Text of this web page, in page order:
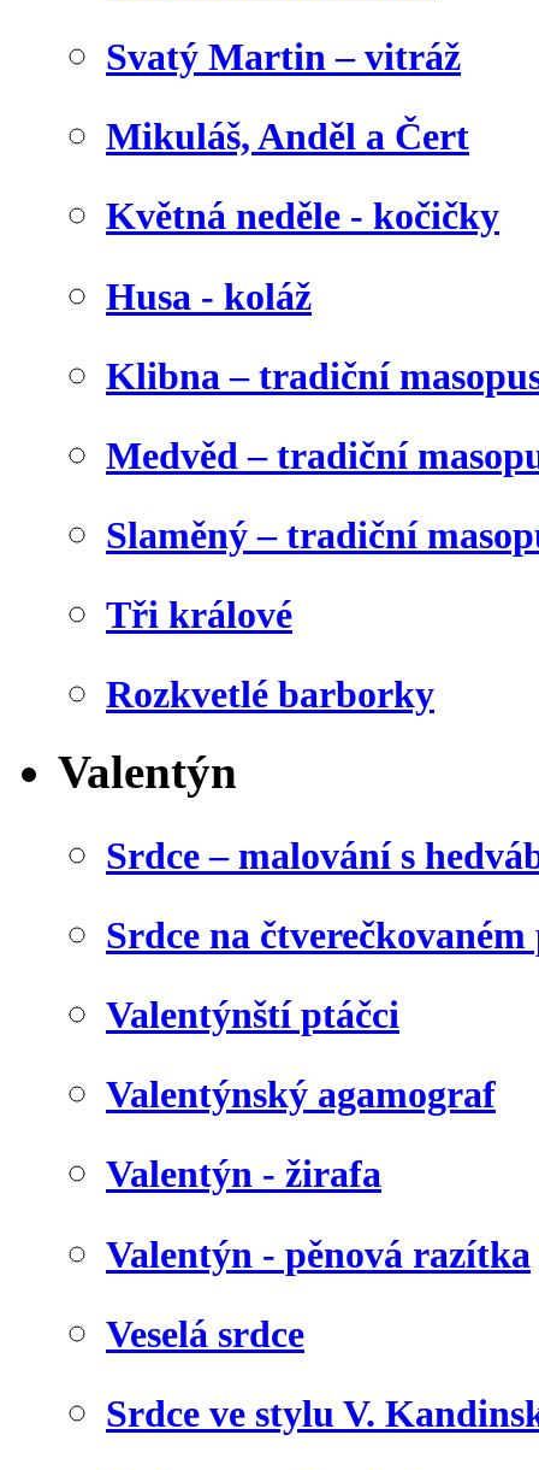
Svatý Martin – vitráž
Mikuláš, Anděl a Čert
Květná neděle - kočičky
Husa - koláž
Klibna – tradiční
Medvěd – tradiční
Slaměný – tradiční
Tři králové
Rozkvetlé barborky
Valentýn
Srdce – malování s
Srdce na
Valentýnští ptáčci
Valentýnský agamograf
Valentýn - žirafa
Valentýn - pěnová razítka
Veselá srdce
Srdce ve stylu V.